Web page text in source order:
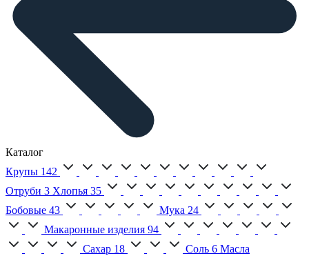
Каталог
Крупы 142
Отруби 3 Хлопья 35
Бобовые 43 Мука 24
Макаронные изделия 94
Сахар 18 Соль 6 Масла